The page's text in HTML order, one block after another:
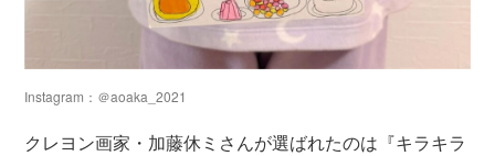
Instagram：＠aoaka_2021
クレヨン画家・加藤休ミさんが選ばれたのは『キラキラ